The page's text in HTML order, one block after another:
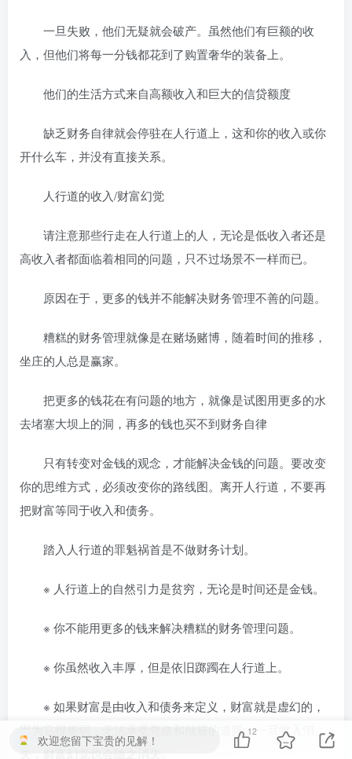
一旦失败，他们无疑就会破产。虽然他们有巨额的收
入，但他们将每一分钱都花到了购置奢华的装备上。
他们的生活方式来自高额收入和巨大的信贷额度
缺乏财务自律就会停驻在人行道上，这和你的收入或你
开什么车，并没有直接关系。
人行道的收入/财富幻觉
请注意那些行走在人行道上的人，无论是低收入者还是
高收入者都面临着相同的问题，只不过场景不一样而已。
原因在于，更多的钱并不能解决财务管理不善的问题。
糟糕的财务管理就像是在赌场赌博，随着时间的推移，
坐庄的人总是赢家。
把更多的钱花在有问题的地方，就像是试图用更多的水
去堵塞大坝上的洞，再多的钱也买不到财务自律
只有转变对金钱的观念，才能解决金钱的问题。要改变
你的思维方式，必须改变你的路线图。离开人行道，不要再
把财富等同于收入和债务。
踏入人行道的罪魁祸首是不做财务计划。
※ 人行道上的自然引力是贫穷，无论是时间还是金钱。
※ 你不能用更多的钱来解决糟糕的财务管理问题。
※ 你虽然收入丰厚，但是依旧踯躅在人行道上。
※ 如果财富是由收入和债务来定义，财富就是虚幻的，
因为它很脆弱，无法承受弯路和颠簸的道路。一旦收入消
欢迎您留下宝贵的见解！
12